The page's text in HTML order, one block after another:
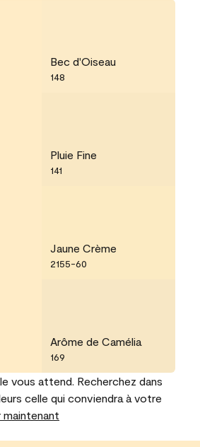
Bec d'Oiseau
148
Pluie Fine
141
Jaune Crème
2155-60
Arôme de Camélia
169
vous attend. Recherchez dans
celle qui conviendra à votre
maintenant